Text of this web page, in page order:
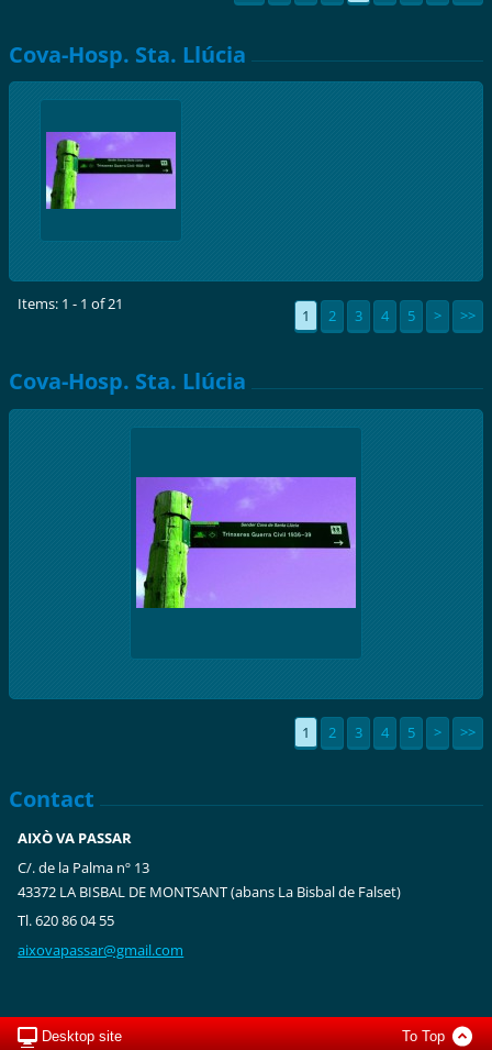
Cova-Hosp. Sta. Llúcia
Items: 1 - 1 of 21
1 2 3 4 5 > >>
Cova-Hosp. Sta. Llúcia
1 2 3 4 5 > >>
Contact
AIXÒ VA PASSAR
C/. de la Palma nº 13
43372 LA BISBAL DE MONTSANT (abans La Bisbal de Falset)
Tl. 620 86 04 55
aixovapassar@gmail.com
Desktop site To Top